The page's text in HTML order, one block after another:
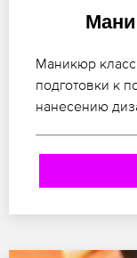
Маникюр
подготовки к
нанесению